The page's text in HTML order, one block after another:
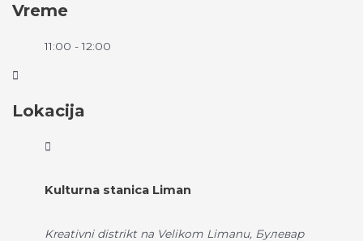
Vreme
11:00 - 12:00
Lokacija
Kulturna stanica Liman
Kreativni distrikt na Velikom Limanu, Булевар